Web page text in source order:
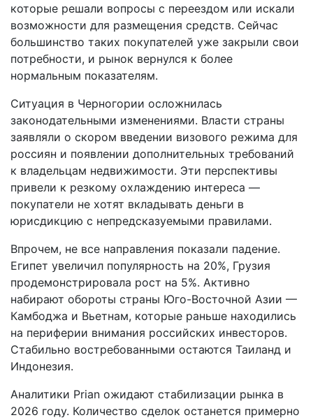
которые решали вопросы с переездом или искали
возможности для размещения средств. Сейчас
большинство таких покупателей уже закрыли свои
потребности, и рынок вернулся к более
нормальным показателям.
Ситуация в Черногории осложнилась
законодательными изменениями. Власти страны
заявляли о скором введении визового режима для
россиян и появлении дополнительных требований
к владельцам недвижимости. Эти перспективы
привели к резкому охлаждению интереса —
покупатели не хотят вкладывать деньги в
юрисдикцию с непредсказуемыми правилами.
Впрочем, не все направления показали падение.
Египет увеличил популярность на 20%, Грузия
продемонстрировала рост на 5%. Активно
набирают обороты страны Юго-Восточной Азии —
Камбоджа и Вьетнам, которые раньше находились
на периферии внимания российских инвесторов.
Стабильно востребованными остаются Таиланд и
Индонезия.
Аналитики Prian ожидают стабилизации рынка в
2026 году. Количество сделок останется примерно